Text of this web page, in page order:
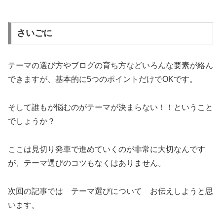
さいごに
テーマの選び方やブログの育ち方などいろんな要素が絡ん
できますが、基本的に5つのポイントだけでOKです。
そして誰もが悩むのがテーマが決まらない！！ということ
でしょうか？
ここは見切り発車で進めていくのが非常に大切なんです
が、テーマ選びのコツもなくはありません。
次回の記事では テーマ選びについて お伝えしようと思
います。